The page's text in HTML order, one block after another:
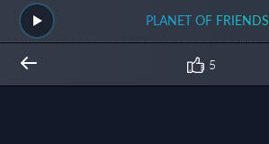
PLANET OF FRIENDS
5